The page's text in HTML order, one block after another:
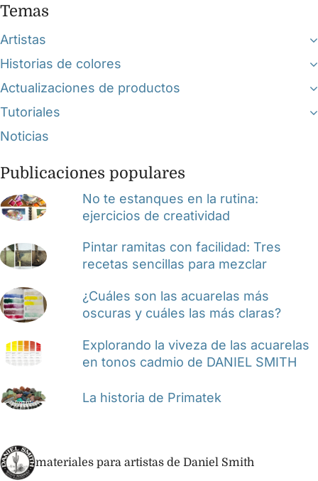
Temas
Artistas
Historias de colores
Actualizaciones de productos
Tutoriales
Noticias
Publicaciones populares
No te estanques en la rutina:
ejercicios de creatividad
Pintar ramitas con facilidad: Tres
recetas sencillas para mezclar
¿Cuáles son las acuarelas más
oscuras y cuáles las más claras?
Explorando la viveza de las acuarelas
en tonos cadmio de DANIEL SMITH
La historia de Primatek
materiales para artistas de Daniel Smith